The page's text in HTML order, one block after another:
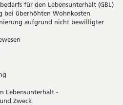
für den Lebensunterhalt (GBL)
bei überhöhten Wohnkosten
aufgrund nicht bewilligter
Lebensunterhalt -
Zweck